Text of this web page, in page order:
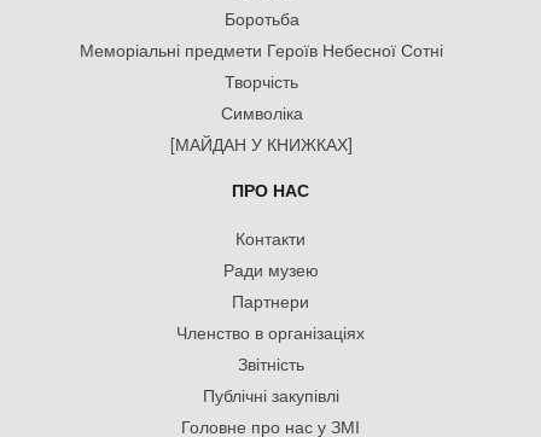
Боротьба
Меморіальні предмети Героїв Небесної Сотні
Творчість
Символіка
[МАЙДАН У КНИЖКАХ]
ПРО НАС
Контакти
Ради музею
Партнери
Членство в організаціях
Звітність
Публічні закупівлі
Головне про нас у ЗМІ